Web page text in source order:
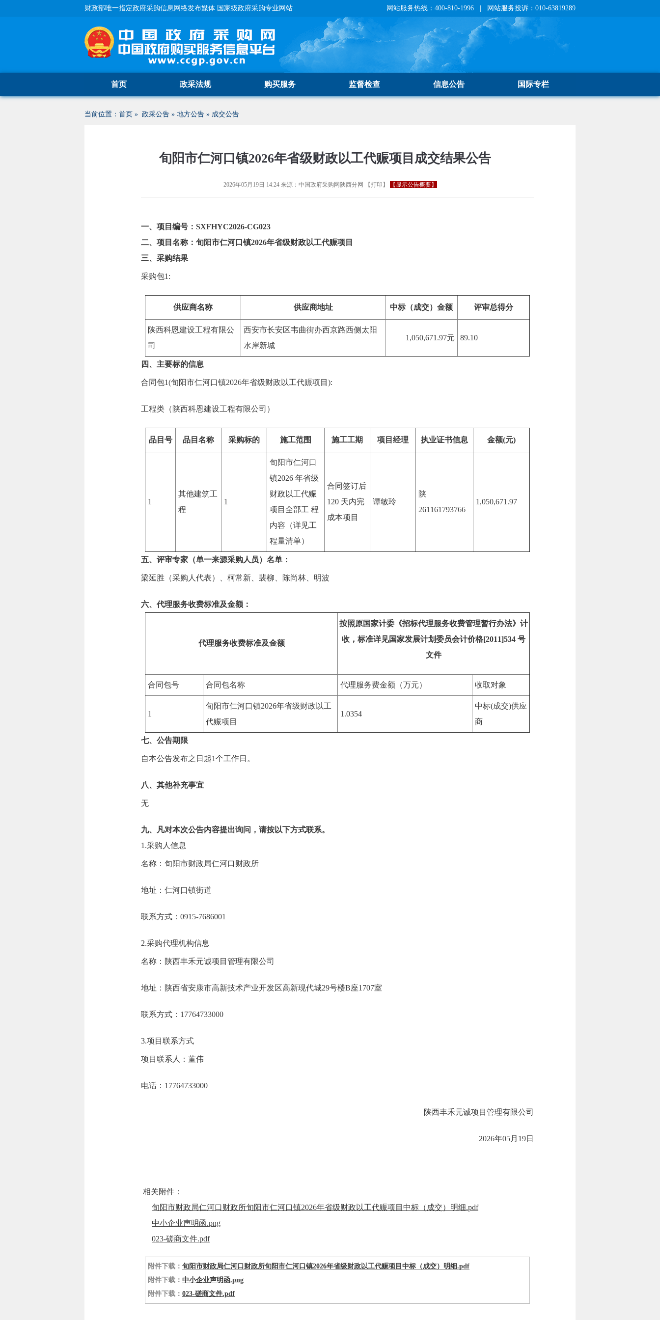
财政部唯一指定政府采购信息网络发布媒体 国家级政府采购专业网站 网站服务热线：400-810-1996 | 网站服务投诉：010-63819289
首页 政采法规 购买服务 监督检查 信息公告 国际专栏
当前位置： 首页 » 政采公告 » 地方公告 » 成交公告
旬阳市仁河口镇2026年省级财政以工代赈项目成交结果公告
2026年05月19日 14:24来源： 中国政府采购网陕西分网 【打印 】 【显示公告概要】
一、项目编号：SXFHYC2026-CG023
二、项目名称：旬阳市仁河口镇2026年省级财政以工代赈项目
三、采购结果
采购包1:
供应商名称 供应商地址 中标（成交）金额 评审总得分
陕西科恩建设工程有限公
司
西安市长安区韦曲街办西京路西侧太阳
水岸新城
1,050,671.97元 89.10
四、主要标的信息
合同包1(旬阳市仁河口镇2026年省级财政以工代赈项目):
工程类（陕西科恩建设工程有限公司）
品目号 品目名称 采购标的 施工范围 施工工期 项目经理 执业证书信息 金额(元)
1
其他建筑工
程
1
旬阳市仁河口
镇2026 年省级
财政以工代赈
项目全部工 程
内容（详见工
程量清单）
合同签订后
120 天内完
成本项目
谭敏玲
陕
261161793766
1,050,671.97
五、评审专家（单一来源采购人员）名单：
梁延胜（采购人代表） 柯常新 裴柳 陈尚林 明波
六、代理服务收费标准及金额：
代理服务收费标准及金额
按照原国家计委《招标代理服务收费管理暂行办法》计
收，标准详见国家发展计划委员会计价格[2011]534 号
文件
合同包号 合同包名称 代理服务费金额（万元） 收取对象
1
旬阳市仁河口镇2026年省级财政以工
代赈项目
1.0354
中标(成交)供应
商
七、公告期限
自本公告发布之日起1个工作日。
八、其他补充事宜
无
九、凡对本次公告内容提出询问，请按以下方式联系。
1.采购人信息
名称： 旬阳市财政局仁河口财政所
地址： 仁河口镇街道
联系方式： 0915-7686001
2.采购代理机构信息
名称： 陕西丰禾元诚项目管理有限公司
地址： 陕西省安康市高新技术产业开发区高新现代城29号楼B座1707室
联系方式： 17764733000
3.项目联系方式
项目联系人： 董伟
电话： 17764733000
陕西丰禾元诚项目管理有限公司
2026年05月19日
相关附件：
旬阳市财政局仁河口财政所旬阳市仁河口镇2026年省级财政以工代赈项目中标（成交）明细.pdf
中小企业声明函.png
023-磋商文件.pdf
附件下载： 旬阳市财政局仁河口财政所旬阳市仁河口镇2026年省级财政以工代赈项目中标（成交）明细.pdf
附件下载： 中小企业声明函.png
附件下载： 023-磋商文件.pdf